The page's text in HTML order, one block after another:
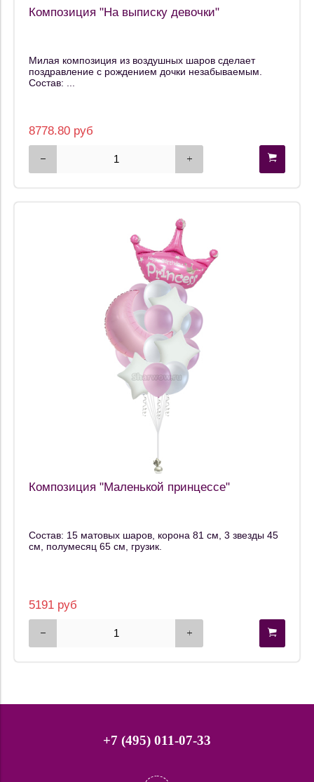
Композиция "На выписку девочки"
Милая композиция из воздушных шаров сделает
поздравление с рождением дочки незабываемым.
Состав: ...
8778.80 руб
Композиция "Маленькой принцессе"
Состав: 15 матовых шаров, корона 81 см, 3 звезды 45
см, полумесяц 65 см, грузик.
5191 руб
+7 (495) 011-07-33